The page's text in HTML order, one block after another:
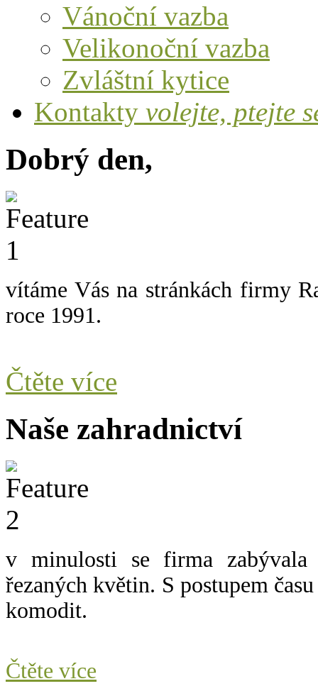
Vánoční vazba
Velikonoční vazba
Zvláštní kytice
Kontakty volejte, ptejte
Dobrý den,
vítáme Vás na stránkách firmy
roce 1991.
Čtěte více
Naše zahradnictví
v minulosti se firma zabývala
řezaných květin. S postupem
komodit.
Čtěte více